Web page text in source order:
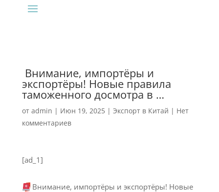
‍ Внимание, импортёры и
экспортёры! Новые правила
таможенного досмотра в …
от admin | Июн 19, 2025| Экспорт в Китай | Нет
комментариев
[ad_1]
Внимание, импортёры и экспортёры! Новые